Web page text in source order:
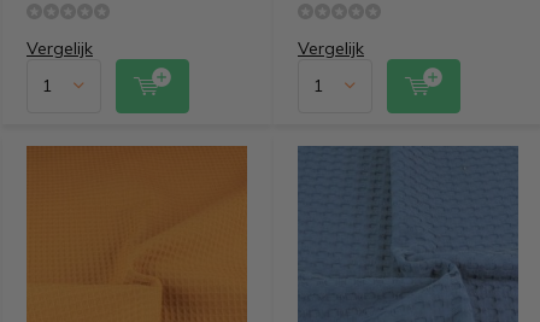
Vergelijk Vergelijk